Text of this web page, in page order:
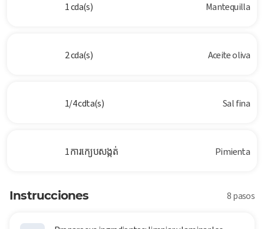
1 cda(s) Mantequilla
2 cda(s) Aceite oliva
1/4 cdta(s) Sal fina
1 ការក្យេបសង្កត់ Pimienta
Instrucciones 8 pasos